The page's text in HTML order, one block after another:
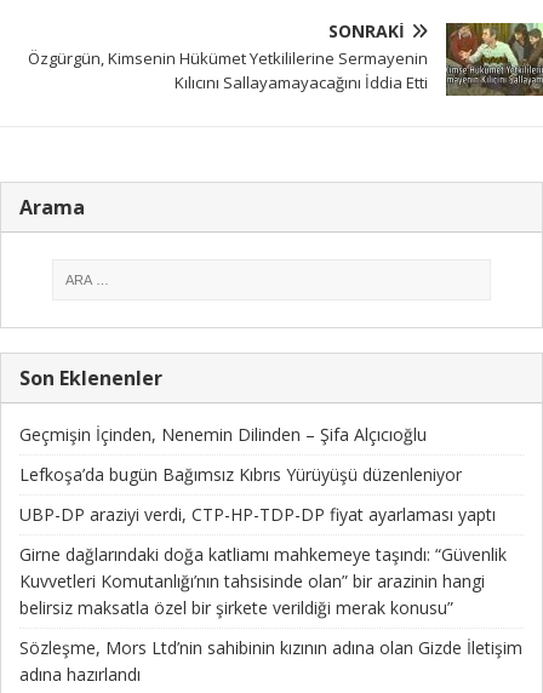
SONRAKI
Özgürgün, Kimsenin Hükümet Yetkililerine Sermayenin
Kılıcını Sallayamayacağını İddia Etti
Arama
Son Eklenenler
Geçmişin İçinden, Nenemin Dilinden – Şifa Alçıcıoğlu
Lefkoşa’da bugün Bağımsız Kıbrıs Yürüyüşü düzenleniyor
UBP-DP araziyi verdi, CTP-HP-TDP-DP fiyat ayarlaması yaptı
Girne dağlarındaki doğa katliamı mahkemeye taşındı: “Güvenlik
Kuvvetleri Komutanlığı’nın tahsisinde olan” bir arazinin hangi
belirsiz maksatla özel bir şirkete verildiği merak konusu”
Sözleşme, Mors Ltd’nin sahibinin kızının adına olan Gizde İletişim
adına hazırlandı